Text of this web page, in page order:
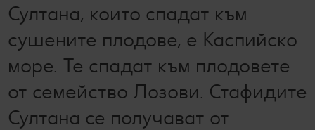
Султана, които спадат към
сушените плодове, е Каспийско
море. Те спадат към плодовете
от семейство Лозови. Стафидите
Султана се получават от